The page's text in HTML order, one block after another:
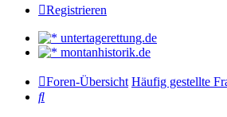
Registrieren
untertagerettung.de
montanhistorik.de
Foren-Übersicht Häufig gestellte
Suche